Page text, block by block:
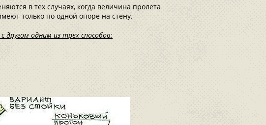
в тех случаях, когда величина пролета
только по одной опоре на стену.
другом одним из трех способов: